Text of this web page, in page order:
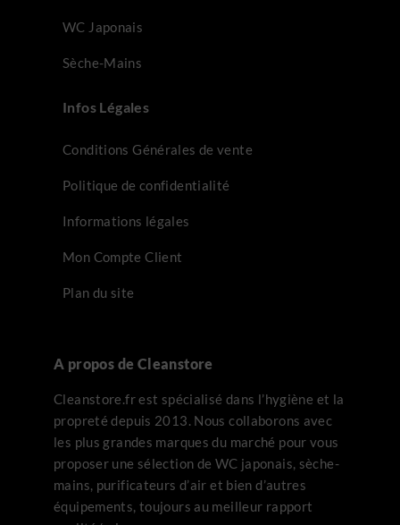
WC Japonais
Sèche-Mains
Infos Légales
Conditions Générales de vente
Politique de confidentialité
Informations légales
Mon Compte Client
Plan du site
A propos de Cleanstore
Cleanstore.fr est spécialisé dans l’hygiène et la
propreté depuis 2013. Nous collaborons avec
les plus grandes marques du marché pour vous
proposer une sélection de WC japonais, sèche-
mains, purificateurs d’air et bien d’autres
équipements, toujours au meilleur rapport